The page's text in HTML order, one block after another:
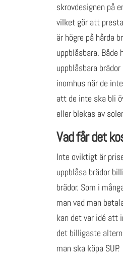
skrovdesignen på
vilket gör att
är högre på hårda
uppblåsbara. Både
uppblåsbara
inomhus när de
att de inte ska bli
eller blekas av
Vad får det
Inte oviktigt är
uppblåsa brädor
brädor. Som i
man vad man
kan det var idé att
det billigaste
man ska köpa SUP.